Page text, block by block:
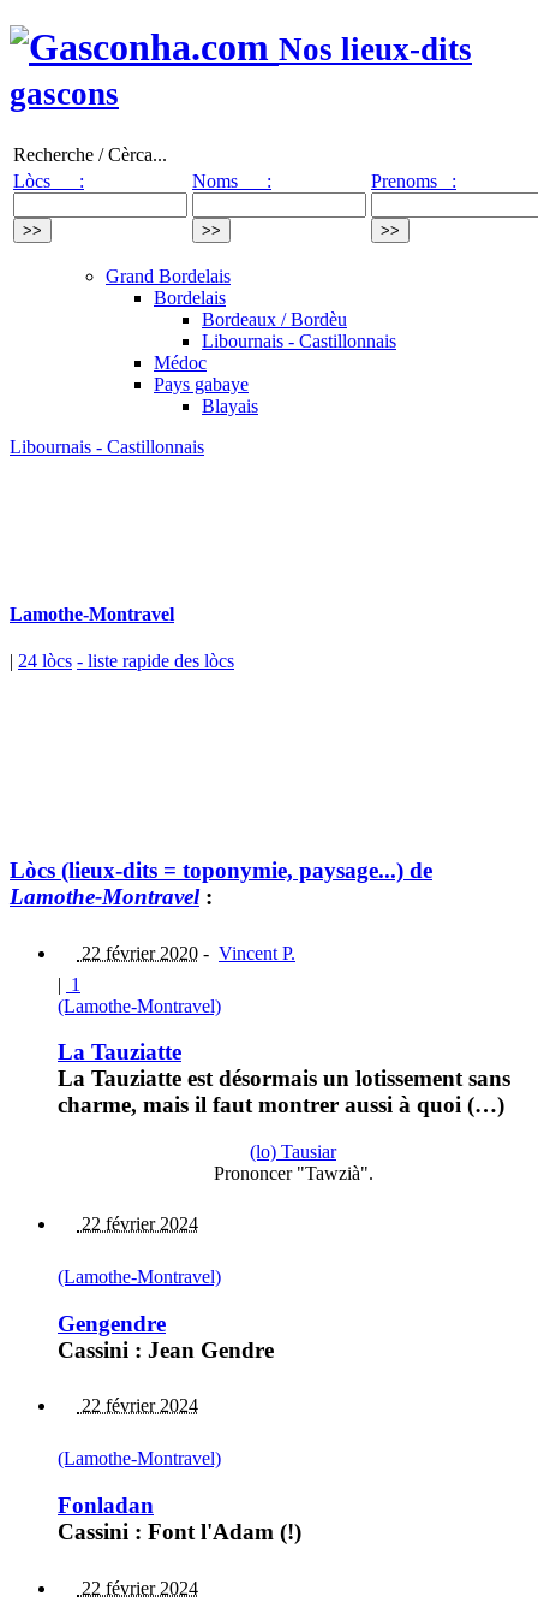
Nos lieux-dits
gascons
Recherche / Cèrca...
Lòcs :
Noms : Prenoms :
Grand Bordelais
Bordelais
Bordeaux / Bordèu
Libournais - Castillonnais
Médoc
Pays gabaye
Blayais
Libournais - Castillonnais
Lamothe-Montravel
| 24 lòcs - liste rapide des lòcs
Lòcs (lieux-dits = toponymie, paysage...) de
Lamothe-Montravel:
22 février 2020 - Vincent P.
| 1
(Lamothe-Montravel)
La Tauziatte
La Tauziatte est désormais un lotissement sans
charme, mais il faut montrer aussi à quoi (…)
(lo) Tausiar
Prononcer "Tawzià".
22 février 2024
(Lamothe-Montravel)
Gengendre
Cassini : Jean Gendre
22 février 2024
(Lamothe-Montravel)
Fonladan
Cassini : Font l'Adam (!)
22 février 2024